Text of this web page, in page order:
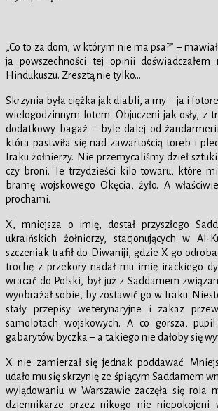
„Co to za dom, w którym nie ma psa?” –
ja powszechności tej opinii doświadczałem
Hindukuszu. Zresztą nie tylko…
Skrzynia była ciężka jak diabli, a my – ja i
wielogodzinnym lotem. Objuczeni jak osły, z
dodatkowy bagaż – byle dalej od
która pastwiła się nad zawartością toreb i
Iraku żołnierzy. Nie przemycaliśmy dzieł
czy broni. Te trzydzieści kilo towaru, które
bramę wojskowego Okęcia, żyło. A
prochami.
X, mniejsza o imię, dostał przyszłego
ukraińskich żołnierzy, stacjonujących w Al-
szczeniak trafił do Diwaniji, gdzie X go
trochę z przekory nadał mu imię irackiego
wracać do Polski, był już z Saddamem
wyobrażał sobie, by zostawić go w Iraku.
stały przepisy weterynaryjne i zakaz
samolotach wojskowych. A co gorsza,
gabarytów byczka – a takiego nie dałoby się
X nie zamierzał się jednak poddawać.
udało mu się skrzynię ze śpiącym Saddamem
wylądowaniu w Warszawie zaczęła się rola
dziennikarze przez nikogo nie niepokojeni